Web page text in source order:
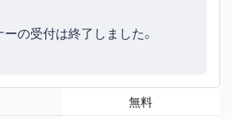
の受付は終了しました。
無料